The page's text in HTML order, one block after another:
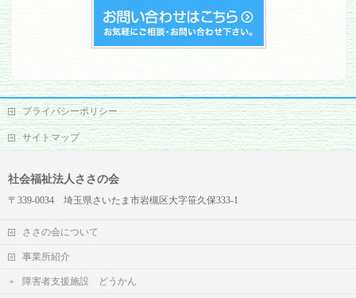
プライバシーポリシー
サイトマップ
社会福祉法人ささの会
〒339-0034 埼玉県さいたま市岩槻区大字笹久保333-1
ささの会について
事業所紹介
障害者支援施設 どうかん